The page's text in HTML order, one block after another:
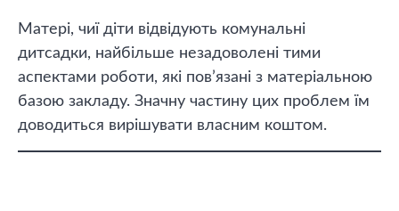
Матері, чиї діти відвідують комунальні
дитсадки, найбільше незадоволені тими
аспектами роботи, які пов’язані з матеріальною
базою закладу. Значну частину цих проблем їм
доводиться вирішувати власним коштом.